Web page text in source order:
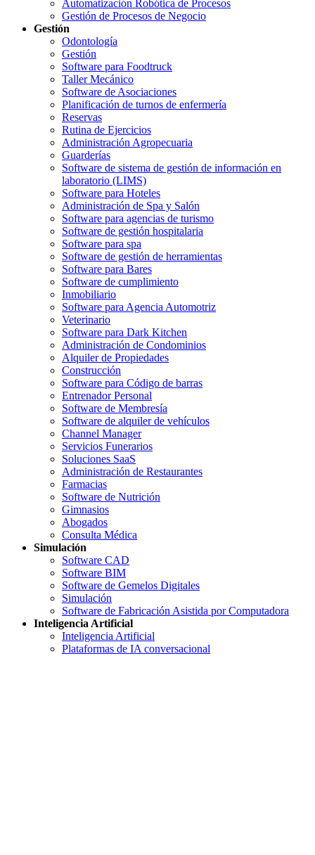
Automatización Robótica de Procesos
Gestión de Procesos de Negocio
Gestión
Odontología
Gestión
Software para Foodtruck
Taller Mecánico
Software de Asociaciones
Planificación de turnos de enfermería
Reservas
Rutina de Ejercicios
Administración Agropecuaria
Guarderías
Software de sistema de gestión de información en
laboratorio (LIMS)
Software para Hoteles
Administración de Spa y Salón
Software para agencias de turismo
Software de gestión hospitalaria
Software para spa
Software de gestión de herramientas
Software para Bares
Software de cumplimiento
Inmobiliario
Software para Agencia Automotriz
Veterinario
Software para Dark Kitchen
Administración de Condominios
Alquiler de Propiedades
Construcción
Software para Código de barras
Entrenador Personal
Software de Membresía
Software de alquiler de vehículos
Channel Manager
Servicios Funerarios
Soluciones SaaS
Administración de Restaurantes
Farmacias
Software de Nutrición
Gimnasios
Abogados
Consulta Médica
Simulación
Software CAD
Software BIM
Software de Gemelos Digitales
Simulación
Software de Fabricación Asistida por Computadora
Inteligencia Artificial
Inteligencia Artificial
Plataformas de IA conversacional